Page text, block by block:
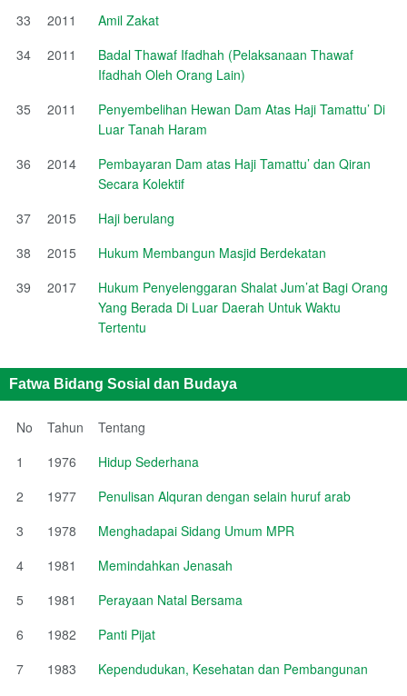
33 2011
Amil Zakat
34
2011
Badal Thawaf Ifadhah (Pelaksanaan Thawaf
Ifadhah Oleh Orang Lain)
35
2011
Penyembelihan Hewan Dam Atas Haji Tamattu’ Di
Luar Tanah Haram
36
2014
Pembayaran Dam atas Haji Tamattu’ dan Qiran
Secara Kolektif
37
2015
Haji berulang
38
2015
Hukum Membangun Masjid Berdekatan
39
2017
Hukum Penyelenggaran Shalat Jum’at Bagi Orang
Yang Berada Di Luar Daerah Untuk Waktu
Tertentu
Fatwa Bidang Sosial dan Budaya
No Tahun
Tentang
1
1976
Hidup Sederhana
2
1977
Penulisan Alquran dengan selain huruf arab
3
1978
Menghadapai Sidang Umum MPR
4
1981
Memindahkan Jenasah
5
1981
Perayaan Natal Bersama
6
1982
Panti Pijat
7
1983
Kependudukan, Kesehatan dan Pembangunan